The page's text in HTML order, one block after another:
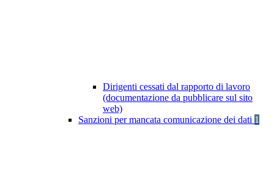
Dirigenti cessati dal rapporto di lavoro
(documentazione da pubblicare sul sito
web)
Sanzioni per mancata comunicazione dei dati 1